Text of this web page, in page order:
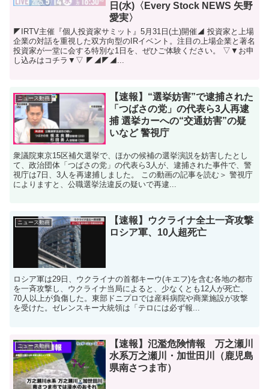
日(水)〈Every Stock NEWS 矢野
愛実〉
◤IRTV主催『個人投資家サミット』5月31日(土)開催◢ 投資家と上場
企業の対話を重視した双方向型のIRイベント。注目の上場企業と著名
投資家が一堂に会する特別な1日を、ぜひご体験ください。 ▽▼お申
し込みはコチラ▼▽ ◤◢◤◢...
ニュース動画
【速報】“選挙妨害”で逮捕された
「つばさの党」の代表ら3人再逮
捕 選挙カーへの“交通妨害”の疑
いなど 警視庁
衆議院東京15区補欠選挙で、ほかの候補の選挙演説を妨害したとし
て、政治団体「つばさの党」の代表ら3人が、逮捕された事件で、警
視庁は7日、3人を再逮捕しました。 この動画の記事を読む＞ 警視庁
によりますと、公職選挙法違反の疑いで再逮...
ニュース動画
【速報】ウクライナ全土一斉攻撃
ロシア軍、10人超死亡
ロシア軍は29日、ウクライナの首都キーウ(キエフ)を含む各地の都市
を一斉攻撃し、ウクライナ当局によると、少なくとも12人が死亡、
70人以上が負傷した。東部ドニプロでは産科病院や商業施設が攻撃
を受けた。ゼレンスキー大統領は「テロには必ず報...
ニュース動画
【速報】氾濫危険情報 万之瀬川
水系万之瀬川・加世田川（鹿児島
県南さつま市）